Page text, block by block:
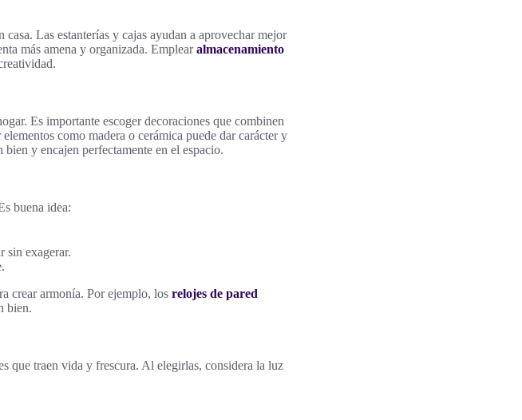
Las estanterías y cajas ayudan a aprovechar mejor
más amena y organizada. Emplearalmacenamiento
Es importante escoger decoraciones que combinen
como madera o cerámica puede dar carácter y
y encajen perfectamente en el espacio.
buena idea:
sin exagerar.
crear armonía. Por ejemplo, los relojes de pared
bien.
que traen vida y frescura. Al elegirlas, considera la luz